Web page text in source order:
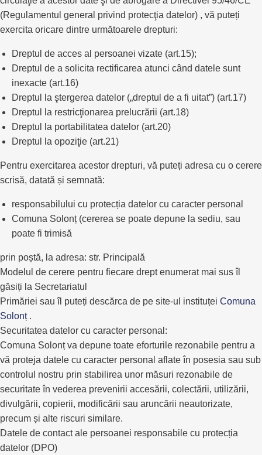
(Regulamentul general privind protecţia datelor) , vă puteți
exercita oricare dintre următoarele drepturi:
Dreptul de acces al persoanei vizate (art.15);
Dreptul de a solicita rectificarea atunci când datele sunt
inexacte (art.16)
Dreptul la ştergerea datelor („dreptul de a fi uitat”) (art.17)
Dreptul la restricţionarea prelucrării (art.18)
Dreptul la portabilitatea datelor (art.20)
Dreptul la opoziţie (art.21)
Pentru exercitarea acestor drepturi, vă puteți adresa cu o cerere
scrisă, datată și semnată:
responsabilului cu protecția datelor cu caracter personal
Comuna Solonț (cererea se poate depune la sediu, sau
poate fi trimisă
prin poștă, la adresa: str. Principală
Modelul de cerere pentru fiecare drept enumerat mai sus îl
găsiți la Secretariatul
Primăriei sau îl puteți descărca de pe site-ul instituței Comuna
Solonț.
Securitatea datelor cu caracter personal:
Comuna Solonț va depune toate eforturile rezonabile pentru a
vă proteja datele cu caracter personal aflate în posesia sau sub
controlul nostru prin stabilirea unor măsuri rezonabile de
securitate în vederea prevenirii accesării, colectării, utilizării,
divulgării, copierii, modificării sau aruncării neautorizate,
precum și alte riscuri similare.
Datele de contact ale persoanei responsabile cu protecția
datelor (DPO)